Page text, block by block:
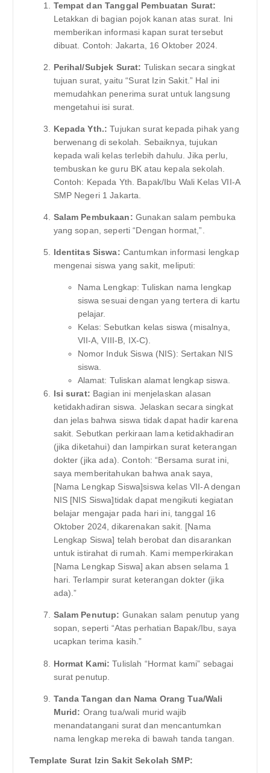
Tempat dan Tanggal Pembuatan Surat:
Letakkan di bagian pojok kanan atas surat. Ini
memberikan informasi kapan surat tersebut
dibuat. Contoh: Jakarta, 16 Oktober 2024.
Perihal/Subjek Surat: Tuliskan secara singkat
tujuan surat, yaitu “Surat Izin Sakit.” Hal ini
memudahkan penerima surat untuk langsung
mengetahui isi surat.
Kepada Yth.: Tujukan surat kepada pihak yang
berwenang di sekolah. Sebaiknya, tujukan
kepada wali kelas terlebih dahulu. Jika perlu,
tembuskan ke guru BK atau kepala sekolah.
Contoh: Kepada Yth. Bapak/Ibu Wali Kelas VII-A
SMP Negeri 1 Jakarta.
Salam Pembukaan: Gunakan salam pembuka
yang sopan, seperti “Dengan hormat,”.
Identitas Siswa: Cantumkan informasi lengkap
mengenai siswa yang sakit, meliputi:
Nama Lengkap: Tuliskan nama lengkap
siswa sesuai dengan yang tertera di kartu
pelajar.
Kelas: Sebutkan kelas siswa (misalnya,
VII-A, VIII-B, IX-C).
Nomor Induk Siswa (NIS): Sertakan NIS
siswa.
Alamat: Tuliskan alamat lengkap siswa.
Isi surat: Bagian ini menjelaskan alasan
ketidakhadiran siswa. Jelaskan secara singkat
dan jelas bahwa siswa tidak dapat hadir karena
sakit. Sebutkan perkiraan lama ketidakhadiran
(jika diketahui) dan lampirkan surat keterangan
dokter (jika ada). Contoh: “Bersama surat ini,
saya memberitahukan bahwa anak saya,
[Nama Lengkap Siswa]siswa kelas VII-A dengan
NIS [NIS Siswa]tidak dapat mengikuti kegiatan
belajar mengajar pada hari ini, tanggal 16
Oktober 2024, dikarenakan sakit. [Nama
Lengkap Siswa] telah berobat dan disarankan
untuk istirahat di rumah. Kami memperkirakan
[Nama Lengkap Siswa] akan absen selama 1
hari. Terlampir surat keterangan dokter (jika
ada).”
Salam Penutup: Gunakan salam penutup yang
sopan, seperti “Atas perhatian Bapak/Ibu, saya
ucapkan terima kasih.”
Hormat Kami: Tulislah “Hormat kami” sebagai
surat penutup.
Tanda Tangan dan Nama Orang Tua/Wali
Murid: Orang tua/wali murid wajib
menandatangani surat dan mencantumkan
nama lengkap mereka di bawah tanda tangan.
Template Surat Izin Sakit Sekolah SMP: